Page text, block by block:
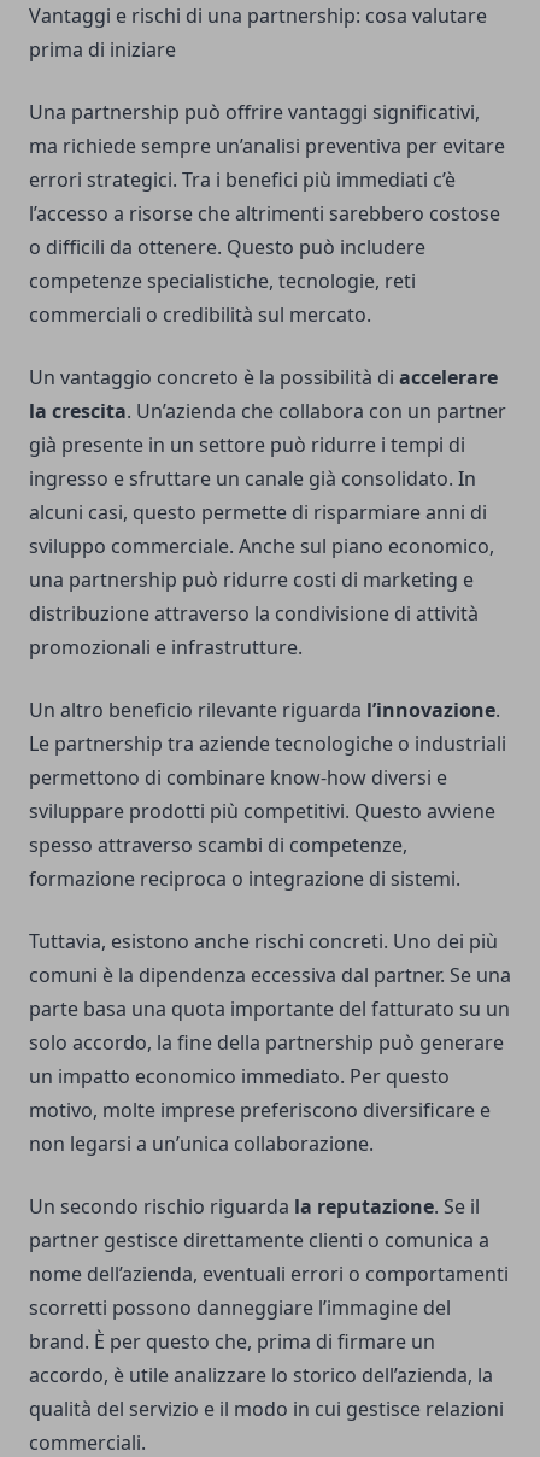
Vantaggi e rischi di una partnership: cosa valutare
prima di iniziare
Una partnership può offrire vantaggi significativi,
ma richiede sempre un’analisi preventiva per evitare
errori strategici. Tra i benefici più immediati c’è
l’accesso a risorse che altrimenti sarebbero costose
o difficili da ottenere. Questo può includere
competenze specialistiche, tecnologie, reti
commerciali o credibilità sul mercato.
Un vantaggio concreto è la possibilità di accelerare
la crescita. Un’azienda che collabora con un partner
già presente in un settore può ridurre i tempi di
ingresso e sfruttare un canale già consolidato. In
alcuni casi, questo permette di risparmiare anni di
sviluppo commerciale. Anche sul piano economico,
una partnership può ridurre costi di marketing e
distribuzione attraverso la condivisione di attività
promozionali e infrastrutture.
Un altro beneficio rilevante riguarda l’innovazione.
Le partnership tra aziende tecnologiche o industriali
permettono di combinare know-how diversi e
sviluppare prodotti più competitivi. Questo avviene
spesso attraverso scambi di competenze,
formazione reciproca o integrazione di sistemi.
Tuttavia, esistono anche rischi concreti. Uno dei più
comuni è la dipendenza eccessiva dal partner. Se una
parte basa una quota importante del fatturato su un
solo accordo, la fine della partnership può generare
un impatto economico immediato. Per questo
motivo, molte imprese preferiscono diversificare e
non legarsi a un’unica collaborazione.
Un secondo rischio riguarda la reputazione. Se il
partner gestisce direttamente clienti o comunica a
nome dell’azienda, eventuali errori o comportamenti
scorretti possono danneggiare l’immagine del
brand. È per questo che, prima di firmare un
accordo, è utile analizzare lo storico dell’azienda, la
qualità del servizio e il modo in cui gestisce relazioni
commerciali.